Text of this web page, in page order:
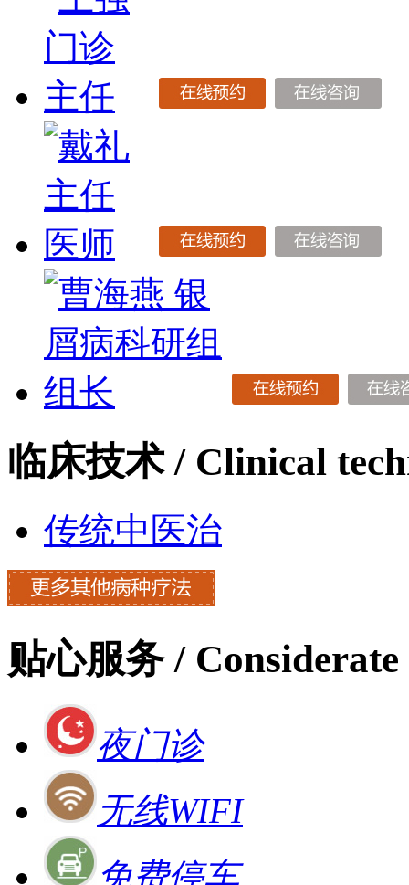
临床技术 / Clinical
传统中医治
贴心服务 / Considerate
夜门诊
无线WIFI
免费停车